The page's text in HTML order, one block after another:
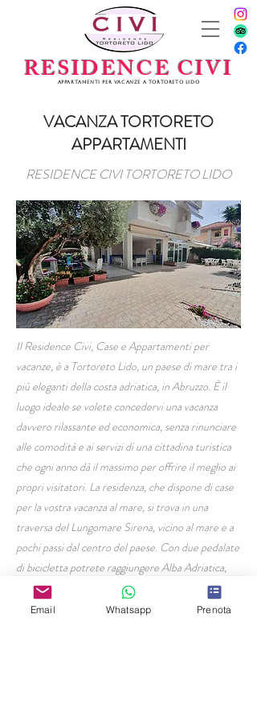
RESIDENCE CIVI
Appartamenti per vacanze a Tortoreto Lido
VACANZA TORTORETO
APPARTAMENTI
RESIDENCE CIVI TORTORETO LIDO
Il Residence Civi, Case e Appartamenti per
vacanze, è a Tortoreto Lido, un paese di mare tra i
più eleganti della costa adriatica, in Abruzzo. È il
luogo ideale se volete concedervi una vacanza
davvero rilassante ed economica, senza rinunciare
alle comodità e ai servizi di una cittadina turistica
che ogni anno dà il massimo per offrire il meglio ai
propri visitatori. La residenza, che dispone di case
per la vostra vacanza al mare, si trova in una
traversa del Lungomare Sirena, vicino al mare e a
pochi passi dal centro del paese. Con due pedalate
di bicicletta potrete raggiungere Alba Adriatica,
una delle tappe della lunghissima pista ciclabile che
collega Martinsicuro, primo paese sulla costa
Email Whatsapp Prenota